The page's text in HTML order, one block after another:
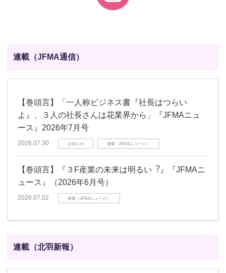
連載（JFMA通信）
【巻頭言】「一人称ビジネス書『社長はつらい
よ』、３人の社長さんは花業界から」『JFMAニュ
ース』2026年7月号
2026.07.30 お知らせ 連載（JFMAニュース）
【巻頭言】『３F産業の未来は明るい︖』『JFMAニ
ュース』（2026年6月号）
2026.07.02 連載（JFMAニュース）
連載（北羽新報）